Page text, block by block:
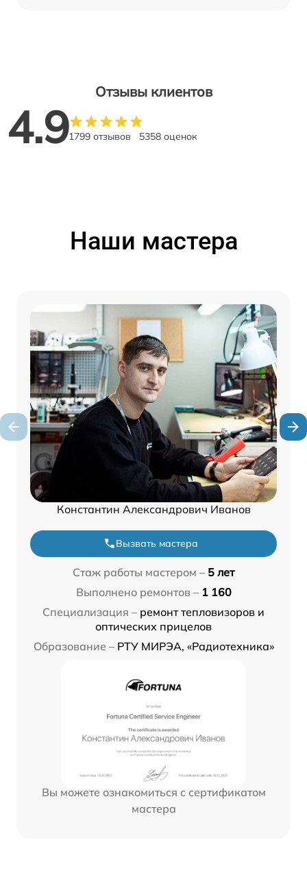
Отзывы клиентов
4.91799 отзывов 5358 оценок
Наши мастера
Константин Александрович Иванов
Вызвать мастера
Стаж работы мастером – 5 лет
Выполнено ремонтов – 1 160
Специализация – ремонт тепловизоров и
оптических прицелов
Образование – РТУ МИРЭА, «Радиотехника»
Вы можете ознакомиться с сертификатом
мастера